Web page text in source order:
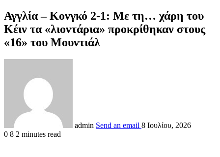
Αγγλία – Κονγκό 2-1: Με τη… χάρη του
Κέιν τα «λιοντάρια» προκρίθηκαν στους
«16» του Μουντιάλ
admin Send an email 8 Ιουλίου, 2026
0 8 2 minutes read